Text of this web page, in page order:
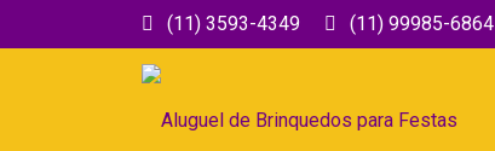
(11) 3593-4349 (11) 99985-6864